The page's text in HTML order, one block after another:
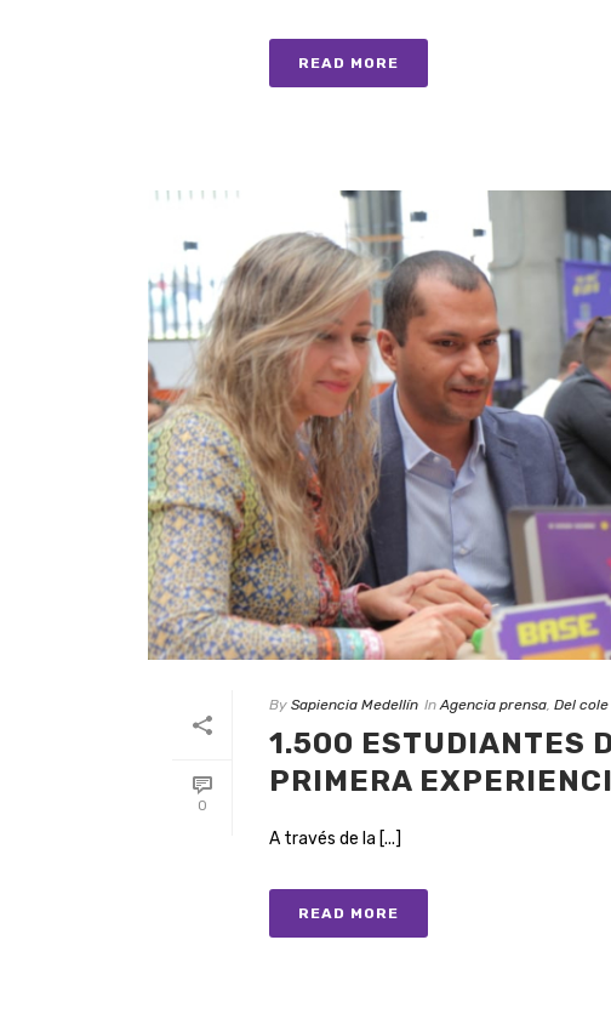
READ MORE
0
By Sapiencia Medellín In Agencia prensa, Del cole
1.500 ESTUDIANTES
PRIMERA
A través de la [...]
READ MORE